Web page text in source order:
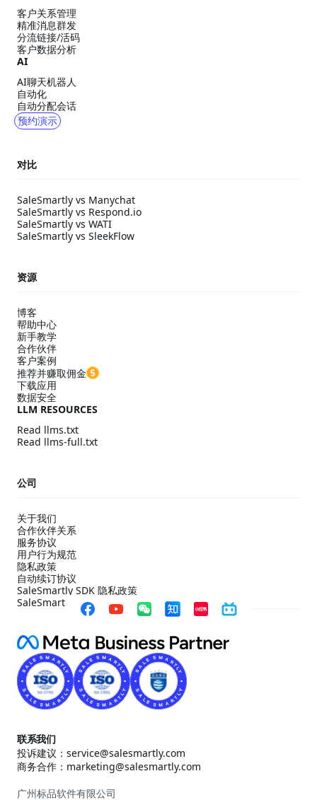
客户关系管理
精准消息群发
分流链接/活码
客户数据分析
AI
AI聊天机器人
自动化
自动分配会话
预约演示
对比
SaleSmartly vs Manychat
SaleSmartly vs Respond.io
SaleSmartly vs WATI
SaleSmartly vs SleekFlow
资源
博客
帮助中心
新手教学
合作伙伴
客户案例
推荐并赚取佣金
下载应用
数据安全
LLM RESOURCES
Read llms.txt
Read llms-full.txt
公司
关于我们
合作伙伴关系
服务协议
用户行为规范
隐私政策
自动续订协议
SaleSmartly SDK 隐私政策
SaleSmartly SDK 合规配置指引
联系我们
投诉建议：service@salesmartly.com
商务合作：marketing@salesmartly.com
广州标品软件有限公司